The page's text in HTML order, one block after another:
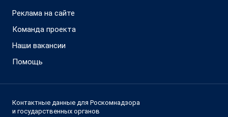
Реклама на сайте
Команда проекта
Наши вакансии
Помощь
Контактные данные для Роскомнадзора
и государственных органов